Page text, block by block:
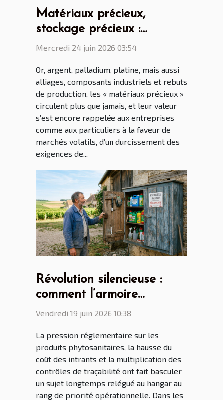
Matériaux précieux,
stockage précieux :
comment éviter pertes et
Mercredi 24 juin 2026 03:54
Or, argent, palladium, platine, mais aussi
alliages, composants industriels et rebuts
de production, les « matériaux précieux »
circulent plus que jamais, et leur valeur
s’est encore rappelée aux entreprises
comme aux particuliers à la faveur de
marchés volatils, d’un durcissement des
exigences de...
Révolution silencieuse :
comment l’armoire
phytosanitaire transforme
agriculteurs français
Vendredi 19 juin 2026 10:38
La pression réglementaire sur les
produits phytosanitaires, la hausse du
coût des intrants et la multiplication des
contrôles de traçabilité ont fait basculer
un sujet longtemps relégué au hangar au
rang de priorité opérationnelle. Dans les